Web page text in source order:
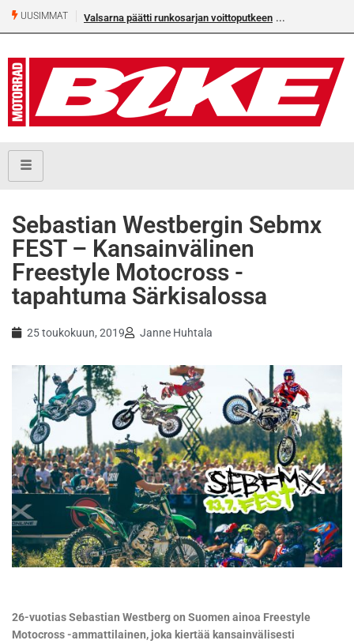
UUSIMMAT Valsarna päätti runkosarjan voittoputkeen
Sebastian Westbergin Sebmx
FEST – Kansainvälinen
Freestyle Motocross -
tapahtuma Särkisalossa
25 toukokuun, 2019 Janne Huhtala
26-vuotias Sebastian Westberg on Suomen ainoa Freestyle
Motocross -ammattilainen, joka kiertää kansainvälisesti